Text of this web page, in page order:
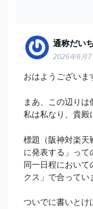
通称だい
2026年6月7
おはようございま
まあ、この辺りは
私は私なり、貴殿
標題（阪神対楽天
に発表する」って
同一日程において
クス」で合ってい
ついでに書いとけ